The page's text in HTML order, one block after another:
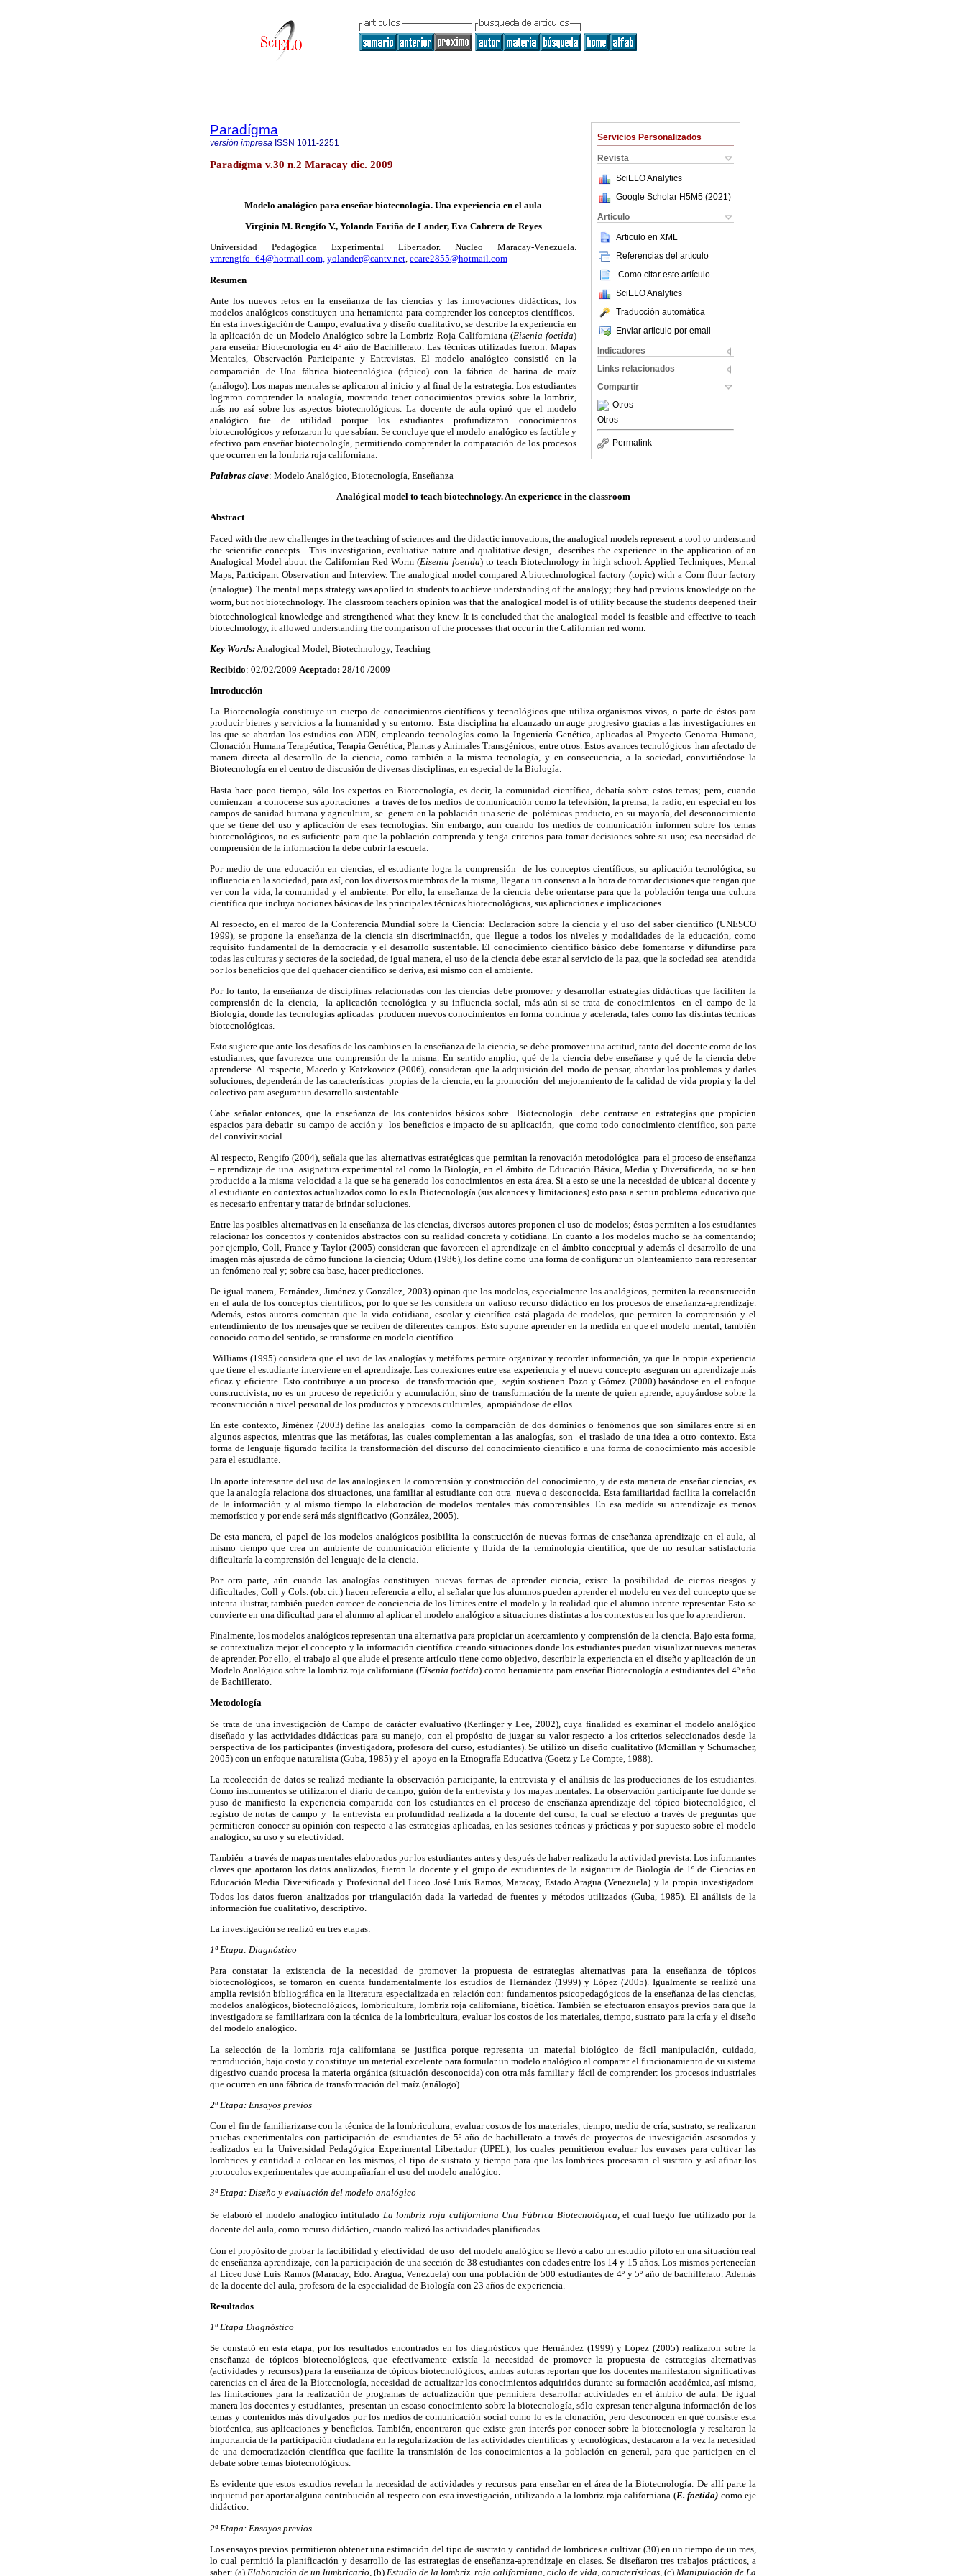
Servicios Personalizados
Revista
SciELO Analytics
Google Scholar H5M5 (2021 )
Articulo
Articulo en XML
Referencias del artículo
Como citar este artículo
SciELO Analytics
Traducción automática
Enviar articulo por email
Indicadores
Links relacionados
Compartir
Otros
Otros
Permalink
Paradígma
versión impresa ISSN 1011-2251
Paradígma v.30 n.2 Maracay dic. 2009
Modelo analógico para enseñar biotecnología. Una experiencia en el aula
Virginia M. Rengifo V., Yolanda Fariña de Lander, Eva Cabrera de Reyes
Universidad Pedagógica Experimental Libertador. Núcleo Maracay-Venezuela.
vmrengifo_64@hotmail.com, yolander@cantv.net, ecare2855@hotmail.com
Resumen
Ante los nuevos retos en la enseñanza de las ciencias y las innovaciones didácticas, los
modelos analógicos constituyen una herramienta para comprender los conceptos científicos.
En esta investigación de Campo, evaluativa y diseño cualitativo, se describe la experiencia en
la aplicación de un Modelo Analógico sobre la Lombriz Roja Californiana (Eisenia foetida)
para enseñar Biotecnología en 4º año de Bachillerato. Las técnicas utilizadas fueron: Mapas
Mentales, Observación Participante y Entrevistas. El modelo analógico consistió en la
comparación de Una fábrica biotecnológica (tópico) con la fábrica de harina de maíz
(análogo). Los mapas mentales se aplicaron al inicio y al final de la estrategia. Los estudiantes
lograron comprender la analogía, mostrando tener conocimientos previos sobre la lombriz,
más no así sobre los aspectos biotecnológicos. La docente de aula opinó que el modelo
analógico fue de utilidad porque los estudiantes profundizaron conocimientos
biotecnológicos y reforzaron lo que sabían. Se concluye que el modelo analógico es factible y
efectivo para enseñar biotecnología, permitiendo comprender la comparación de los procesos
que ocurren en la lombriz roja californiana.
Palabras clave: Modelo Analógico, Biotecnología, Enseñanza
Analógical model to teach biotechnology. An experience in the classroom
Abstract
Faced with the new challenges in the teaching of sciences and the didactic innovations, the analogical models represent a tool to understand
the scientific concepts. This investigation, evaluative nature and qualitative design, describes the experience in the application of an
Analogical Model about the Californian Red Worm (Eisenia foetida) to teach Biotechnology in high school. Applied Techniques, Mental
Maps, Participant Observation and Interview. The analogical model compared A biotechnological factory (topic) with a Corn flour factory
(analogue). The mental maps strategy was applied to students to achieve understanding of the analogy; they had previous knowledge on the
worm, but not biotechnology. The classroom teachers opinion was that the analogical model is of utility because the students deepened their
biotechnological knowledge and strengthened what they knew. It is concluded that the analogical model is feasible and effective to teach
biotechnology, it allowed understanding the comparison of the processes that occur in the Californian red worm.
Key Words: Analogical Model, Biotechnology, Teaching
Recibido: 02/02/2009 Aceptado: 28/10 /2009
Introducción
La Biotecnología constituye un cuerpo de conocimientos científicos y tecnológicos que utiliza organismos vivos, o parte de éstos para
producir bienes y servicios a la humanidad y su entorno. Esta disciplina ha alcanzado un auge progresivo gracias a las investigaciones en
las que se abordan los estudios con ADN, empleando tecnologías como la Ingeniería Genética, aplicadas al Proyecto Genoma Humano,
Clonación Humana Terapéutica, Terapia Genética, Plantas y Animales Transgénicos, entre otros. Estos avances tecnológicos han afectado de
manera directa al desarrollo de la ciencia, como también a la misma tecnología, y en consecuencia, a la sociedad, convirtiéndose la
Biotecnología en el centro de discusión de diversas disciplinas, en especial de la Biología.
Hasta hace poco tiempo, sólo los expertos en Biotecnología, es decir, la comunidad científica, debatía sobre estos temas; pero, cuando
comienzan a conocerse sus aportaciones a través de los medios de comunicación como la televisión, la prensa, la radio, en especial en los
campos de sanidad humana y agricultura, se genera en la población una serie de polémicas producto, en su mayoría, del desconocimiento
que se tiene del uso y aplicación de esas tecnologías. Sin embargo, aun cuando los medios de comunicación informen sobre los temas
biotecnológicos, no es suficiente para que la población comprenda y tenga criterios para tomar decisiones sobre su uso; esa necesidad de
comprensión de la información la debe cubrir la escuela.
Por medio de una educación en ciencias, el estudiante logra la comprensión de los conceptos científicos, su aplicación tecnológica, su
influencia en la sociedad, para así, con los diversos miembros de la misma, llegar a un consenso a la hora de tomar decisiones que tengan que
ver con la vida, la comunidad y el ambiente. Por ello, la enseñanza de la ciencia debe orientarse para que la población tenga una cultura
científica que incluya nociones básicas de las principales técnicas biotecnológicas, sus aplicaciones e implicaciones.
Al respecto, en el marco de la Conferencia Mundial sobre la Ciencia: Declaración sobre la ciencia y el uso del saber científico (UNESCO
1999), se propone la enseñanza de la ciencia sin discriminación, que llegue a todos los niveles y modalidades de la educación, como
requisito fundamental de la democracia y el desarrollo sustentable. El conocimiento científico básico debe fomentarse y difundirse para
todas las culturas y sectores de la sociedad, de igual manera, el uso de la ciencia debe estar al servicio de la paz, que la sociedad sea atendida
por los beneficios que del quehacer científico se deriva, así mismo con el ambiente.
Por lo tanto, la enseñanza de disciplinas relacionadas con las ciencias debe promover y desarrollar estrategias didácticas que faciliten la
comprensión de la ciencia, la aplicación tecnológica y su influencia social, más aún si se trata de conocimientos en el campo de la
Biología, donde las tecnologías aplicadas producen nuevos conocimientos en forma continua y acelerada, tales como las distintas técnicas
biotecnológicas.
Esto sugiere que ante los desafíos de los cambios en la enseñanza de la ciencia, se debe promover una actitud, tanto del docente como de los
estudiantes, que favorezca una comprensión de la misma. En sentido amplio, qué de la ciencia debe enseñarse y qué de la ciencia debe
aprenderse. Al respecto, Macedo y Katzkowiez (2006), consideran que la adquisición del modo de pensar, abordar los problemas y darles
soluciones, dependerán de las características propias de la ciencia, en la promoción del mejoramiento de la calidad de vida propia y la del
colectivo para asegurar un desarrollo sustentable.
Cabe señalar entonces, que la enseñanza de los contenidos básicos sobre Biotecnología debe centrarse en estrategias que propicien
espacios para debatir su campo de acción y los beneficios e impacto de su aplicación, que como todo conocimiento científico, son parte
del convivir social.
Al respecto, Rengifo (2004), señala que las alternativas estratégicas que permitan la renovación metodológica para el proceso de enseñanza
– aprendizaje de una asignatura experimental tal como la Biología, en el ámbito de Educación Básica, Media y Diversificada, no se han
producido a la misma velocidad a la que se ha generado los conocimientos en esta área. Si a esto se une la necesidad de ubicar al docente y
al estudiante en contextos actualizados como lo es la Biotecnología (sus alcances y limitaciones) esto pasa a ser un problema educativo que
es necesario enfrentar y tratar de brindar soluciones.
Entre las posibles alternativas en la enseñanza de las ciencias, diversos autores proponen el uso de modelos; éstos permiten a los estudiantes
relacionar los conceptos y contenidos abstractos con su realidad concreta y cotidiana. En cuanto a los modelos mucho se ha comentando;
por ejemplo, Coll, France y Taylor (2005) consideran que favorecen el aprendizaje en el ámbito conceptual y además el desarrollo de una
imagen más ajustada de cómo funciona la ciencia; Odum (1986), los define como una forma de configurar un planteamiento para representar
un fenómeno real y; sobre esa base, hacer predicciones.
De igual manera, Fernández, Jiménez y González, 2003) opinan que los modelos, especialmente los analógicos, permiten la reconstrucción
en el aula de los conceptos científicos, por lo que se les considera un valioso recurso didáctico en los procesos de enseñanza-aprendizaje.
Además, estos autores comentan que la vida cotidiana, escolar y científica está plagada de modelos, que permiten la comprensión y el
entendimiento de los mensajes que se reciben de diferentes campos. Esto supone aprender en la medida en que el modelo mental, también
conocido como del sentido, se transforme en modelo científico.
Williams (1995) considera que el uso de las analogías y metáforas permite organizar y recordar información, ya que la propia experiencia
que tiene el estudiante interviene en el aprendizaje. Las conexiones entre esa experiencia y el nuevo concepto aseguran un aprendizaje más
eficaz y eficiente. Esto contribuye a un proceso de transformación que, según sostienen Pozo y Gómez (2000) basándose en el enfoque
constructivista, no es un proceso de repetición y acumulación, sino de transformación de la mente de quien aprende, apoyándose sobre la
reconstrucción a nivel personal de los productos y procesos culturales, apropiándose de ellos.
En este contexto, Jiménez (2003) define las analogías como la comparación de dos dominios o fenómenos que son similares entre sí en
algunos aspectos, mientras que las metáforas, las cuales complementan a las analogías, son el traslado de una idea a otro contexto. Esta
forma de lenguaje figurado facilita la transformación del discurso del conocimiento científico a una forma de conocimiento más accesible
para el estudiante.
Un aporte interesante del uso de las analogías en la comprensión y construcción del conocimiento, y de esta manera de enseñar ciencias, es
que la analogía relaciona dos situaciones, una familiar al estudiante con otra nueva o desconocida. Esta familiaridad facilita la correlación
de la información y al mismo tiempo la elaboración de modelos mentales más comprensibles. En esa medida su aprendizaje es menos
memorístico y por ende será más significativo (González, 2005).
De esta manera, el papel de los modelos analógicos posibilita la construcción de nuevas formas de enseñanza-aprendizaje en el aula, al
mismo tiempo que crea un ambiente de comunicación eficiente y fluida de la terminología científica, que de no resultar satisfactoria
dificultaría la comprensión del lenguaje de la ciencia.
Por otra parte, aún cuando las analogías constituyen nuevas formas de aprender ciencia, existe la posibilidad de ciertos riesgos y
dificultades; Coll y Cols. (ob. cit.) hacen referencia a ello, al señalar que los alumnos pueden aprender el modelo en vez del concepto que se
intenta ilustrar, también pueden carecer de conciencia de los límites entre el modelo y la realidad que el alumno intente representar. Esto se
convierte en una dificultad para el alumno al aplicar el modelo analógico a situaciones distintas a los contextos en los que lo aprendieron.
Finalmente, los modelos analógicos representan una alternativa para propiciar un acercamiento y comprensión de la ciencia. Bajo esta forma,
se contextualiza mejor el concepto y la información científica creando situaciones donde los estudiantes puedan visualizar nuevas maneras
de aprender. Por ello, el trabajo al que alude el presente artículo tiene como objetivo, describir la experiencia en el diseño y aplicación de un
Modelo Analógico sobre la lombriz roja californiana (Eisenia foetida) como herramienta para enseñar Biotecnología a estudiantes del 4º año
de Bachillerato.
Metodología
Se trata de una investigación de Campo de carácter evaluativo (Kerlinger y Lee, 2002), cuya finalidad es examinar el modelo analógico
diseñado y las actividades didácticas para su manejo, con el propósito de juzgar su valor respecto a los criterios seleccionados desde la
perspectiva de los participantes (investigadora, profesora del curso, estudiantes). Se utilizó un diseño cualitativo (Mcmillan y Schumacher,
2005) con un enfoque naturalista (Guba, 1985) y el apoyo en la Etnografía Educativa (Goetz y Le Compte, 1988).
La recolección de datos se realizó mediante la observación participante, la entrevista y el análisis de las producciones de los estudiantes.
Como instrumentos se utilizaron el diario de campo, guión de la entrevista y los mapas mentales. La observación participante fue donde se
puso de manifiesto la experiencia compartida con los estudiantes en el proceso de enseñanza-aprendizaje del tópico biotecnológico, el
registro de notas de campo y la entrevista en profundidad realizada a la docente del curso, la cual se efectuó a través de preguntas que
permitieron conocer su opinión con respecto a las estrategias aplicadas, en las sesiones teóricas y prácticas y por supuesto sobre el modelo
analógico, su uso y su efectividad.
También a través de mapas mentales elaborados por los estudiantes antes y después de haber realizado la actividad prevista. Los informantes
claves que aportaron los datos analizados, fueron la docente y el grupo de estudiantes de la asignatura de Biología de 1º de Ciencias en
Educación Media Diversificada y Profesional del Liceo José Luís Ramos, Maracay, Estado Aragua (Venezuela) y la propia investigadora.
Todos los datos fueron analizados por triangulación dada la variedad de fuentes y métodos utilizados (Guba, 1985). El análisis de la
información fue cualitativo, descriptivo.
La investigación se realizó en tres etapas:
1ª Etapa: Diagnóstico
Para constatar la existencia de la necesidad de promover la propuesta de estrategias alternativas para la enseñanza de tópicos
biotecnológicos, se tomaron en cuenta fundamentalmente los estudios de Hernández (1999) y López (2005). Igualmente se realizó una
amplia revisión bibliográfica en la literatura especializada en relación con: fundamentos psicopedagógicos de la enseñanza de las ciencias,
modelos analógicos, biotecnológicos, lombricultura, lombriz roja californiana, bioética. También se efectuaron ensayos previos para que la
investigadora se familiarizara con la técnica de la lombricultura, evaluar los costos de los materiales, tiempo, sustrato para la cría y el diseño
del modelo analógico.
La selección de la lombriz roja californiana se justifica porque representa un material biológico de fácil manipulación, cuidado,
reproducción, bajo costo y constituye un material excelente para formular un modelo analógico al comparar el funcionamiento de su sistema
digestivo cuando procesa la materia orgánica (situación desconocida) con otra más familiar y fácil de comprender: los procesos industriales
que ocurren en una fábrica de transformación del maíz (análogo).
2ª Etapa: Ensayos previos
Con el fin de familiarizarse con la técnica de la lombricultura, evaluar costos de los materiales, tiempo, medio de cría, sustrato, se realizaron
pruebas experimentales con participación de estudiantes de 5º año de bachillerato a través de proyectos de investigación asesorados y
realizados en la Universidad Pedagógica Experimental Libertador (UPEL), los cuales permitieron evaluar los envases para cultivar las
lombrices y cantidad a colocar en los mismos, el tipo de sustrato y tiempo para que las lombrices procesaran el sustrato y así afinar los
protocolos experimentales que acompañarían el uso del modelo analógico.
3ª Etapa: Diseño y evaluación del modelo analógico
Se elaboró el modelo analógico intitulado La lombriz roja californiana Una Fábrica Biotecnológica,el cual luego fue utilizado por la
docente del aula, como recurso didáctico, cuando realizó las actividades planificadas.
Con el propósito de probar la factibilidad y efectividad de uso del modelo analógico se llevó a cabo un estudio piloto en una situación real
de enseñanza-aprendizaje, con la participación de una sección de 38 estudiantes con edades entre los 14 y 15 años. Los mismos pertenecían
al Liceo José Luis Ramos (Maracay, Edo. Aragua, Venezuela) con una población de 500 estudiantes de 4º y 5º año de bachillerato. Además
de la docente del aula, profesora de la especialidad de Biología con 23 años de experiencia.
Resultados
1ª Etapa Diagnóstico
Se constató en esta etapa, por los resultados encontrados en los diagnósticos que Hernández (1999) y López (2005) realizaron sobre la
enseñanza de tópicos biotecnológicos, que efectivamente existía la necesidad de promover la propuesta de estrategias alternativas
(actividades y recursos) para la enseñanza de tópicos biotecnológicos; ambas autoras reportan que los docentes manifestaron significativas
carencias en el área de la Biotecnología, necesidad de actualizar los conocimientos adquiridos durante su formación académica, así mismo,
las limitaciones para la realización de programas de actualización que permitiera desarrollar actividades en el ámbito de aula. De igual
manera los docentes y estudiantes, presentan un escaso conocimiento sobre la biotecnología, sólo expresan tener alguna información de los
temas y contenidos más divulgados por los medios de comunicación social como lo es la clonación, pero desconocen en qué consiste esta
biotécnica, sus aplicaciones y beneficios. También, encontraron que existe gran interés por conocer sobre la biotecnología y resaltaron la
importancia de la participación ciudadana en la regularización de las actividades científicas y tecnológicas, destacaron a la vez la necesidad
de una democratización científica que facilite la transmisión de los conocimientos a la población en general, para que participen en el
debate sobre temas biotecnológicos.
Es evidente que estos estudios revelan la necesidad de actividades y recursos para enseñar en el área de la Biotecnología. De allí parte la
inquietud por aportar alguna contribución al respecto con esta investigación, utilizando a la lombriz roja californiana (E. foetida) como eje
didáctico.
2ª Etapa: Ensayos previos
Los ensayos previos permitieron obtener una estimación del tipo de sustrato y cantidad de lombrices a cultivar (30) en un tiempo de un mes,
lo cual permitió la planificación y desarrollo de las estrategias de enseñanza-aprendizaje en clases. Se diseñaron tres trabajos prácticos, a
saber: (a) Elaboración de un lumbricario , (b) Estudio de la lombriz roja californiana, ciclo de vida, características , (c) Manipulación de La